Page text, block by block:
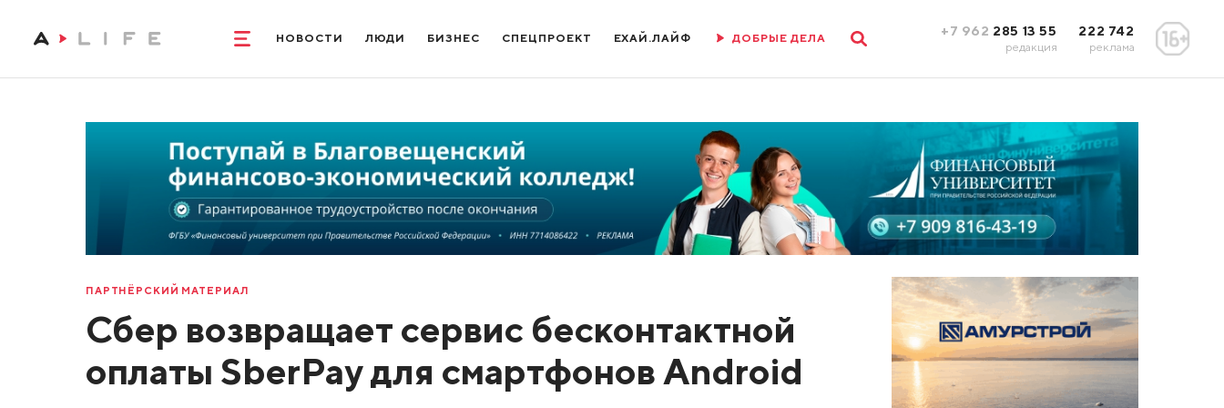
НОВОСТИ ЛЮДИ БИЗНЕС СПЕЦПРОЕКТ ЕХАЙ.ЛАЙФ ДОБРЫЕ ДЕЛА +7 962 285 13 55
редакция
222 742
реклама
ПАРТНЁРСКИЙ МАТЕРИАЛ
Сбер возвращает сервис бесконтактной
оплаты SberPay для смартфонов Android